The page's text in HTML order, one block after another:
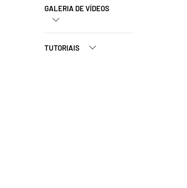
GALERIA DE VÍDEOS
TUTORIAIS